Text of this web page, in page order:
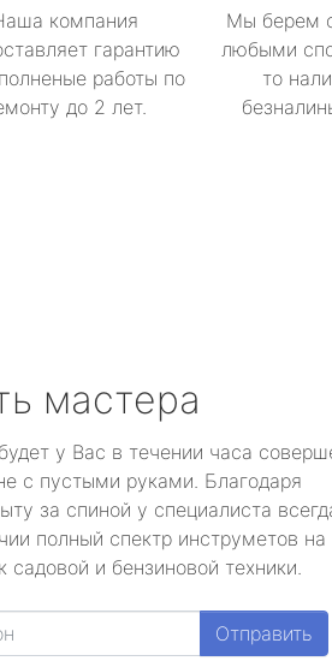
компания
гарантию
работы по
до 2 лет.
Мы берем
любыми
то
мастера
у Вас в течении часа
с пустыми руками. Благодаря
за спиной у специалиста
полный спектр инструметов на
садовой и бензиновой техники.
Отправить